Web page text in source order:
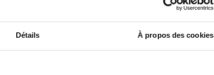
Détails À propos des cookies